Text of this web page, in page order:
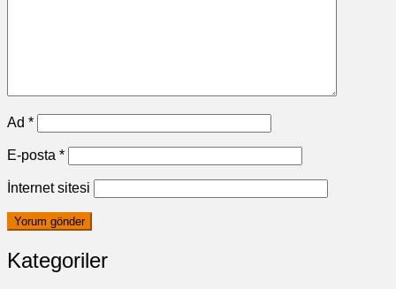
Ad *
E-posta *
İnternet sitesi
Kategoriler